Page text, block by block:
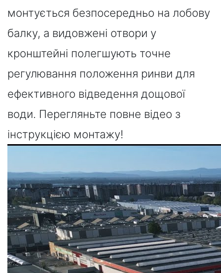
монтується безпосередньо на лобову
балку, а видовжені отвори у
кронштейні полегшують точне
регулювання положення ринви для
ефективного відведення дощової
води. Перегляньте повне відео з
інструкцією монтажу!